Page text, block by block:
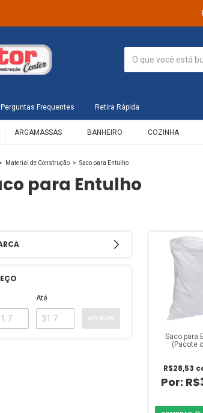
Perguntas Frequentes Retira Rápida
ARGAMASSAS BANHEIRO COZINHA
> Material de Construção > Saco para Entulho
para Entulho
Até
APLICAR
Saco para
(Pacote
R$28,53